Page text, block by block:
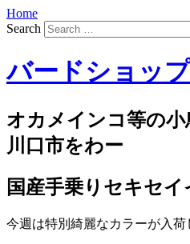
Home
Search
バードショッ
オカメインコ等の
川口市をわー
国産手乗りセキセイ
今週は特別綺麗なカラーが入荷